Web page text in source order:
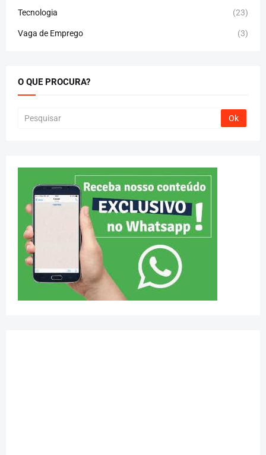
Tecnologia (23)
Vaga de Emprego (3)
O QUE PROCURA?